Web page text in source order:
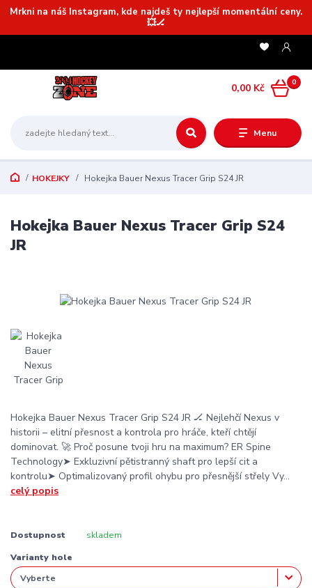
Mrkni na náš Instagram, kde najdeš ty nejlepší momentální ceny.
💥🏒
Menu
0
0,00 Kč
HOKEJKY Hokejka Bauer Nexus Tracer Grip S24 JR
Hokejka Bauer Nexus Tracer Grip S24
JR
Hokejka Bauer Nexus Tracer Grip S24 JR 🏒 Nejlehčí Nexus v
historii – elitní přesnost a kontrola pro hráče, kteří chtějí
dominovat. 🚀 Proč posune tvoji hru na maximum? ER Spine
Technology➤ Exkluzivní pětistranný shaft pro lepší cit a
kontrolu➤ Optimalizovaný profil ohybu pro přesnější střely Vy...
celý popis
Dostupnost skladem
Varianty hole